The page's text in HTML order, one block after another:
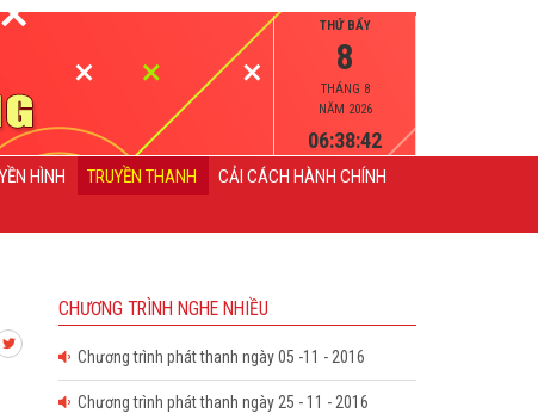
THỨ BẨY
8
THÁNG 8
NĂM 2026
06:38:42
HÌNH TRUYỀN THANH
CẢI CÁCH HÀNH CHÍNH
CHƯƠNG TRÌNH NGHE NHIỀU
Chương trình phát thanh ngày 05 -11 - 2016
Chương trình phát thanh ngày 25 - 11 - 2016